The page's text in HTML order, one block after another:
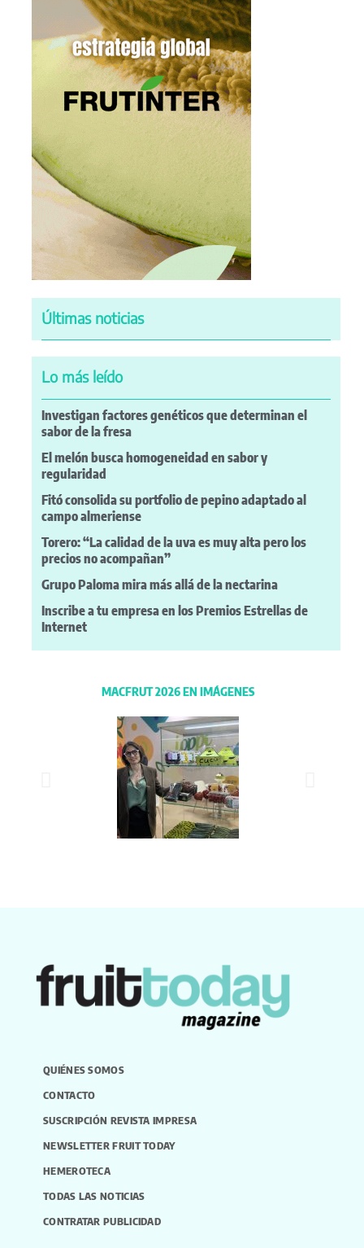
Últimas noticias
Lo más leído
Investigan factores genéticos que determinan el
sabor de la fresa
El melón busca homogeneidad en sabor y
regularidad
Fitó consolida su portfolio de pepino adaptado al
campo almeriense
Torero: “La calidad de la uva es muy alta pero los
precios no acompañan”
Grupo Paloma mira más allá de la nectarina
Inscribe a tu empresa en los Premios Estrellas de
Internet
MACFRUT 2026 EN IMÁGENES
QUIÉNES SOMOS
CONTACTO
SUSCRIPCIÓN REVISTA IMPRESA
NEWSLETTER FRUIT TODAY
HEMEROTECA
TODAS LAS NOTICIAS
CONTRATAR PUBLICIDAD